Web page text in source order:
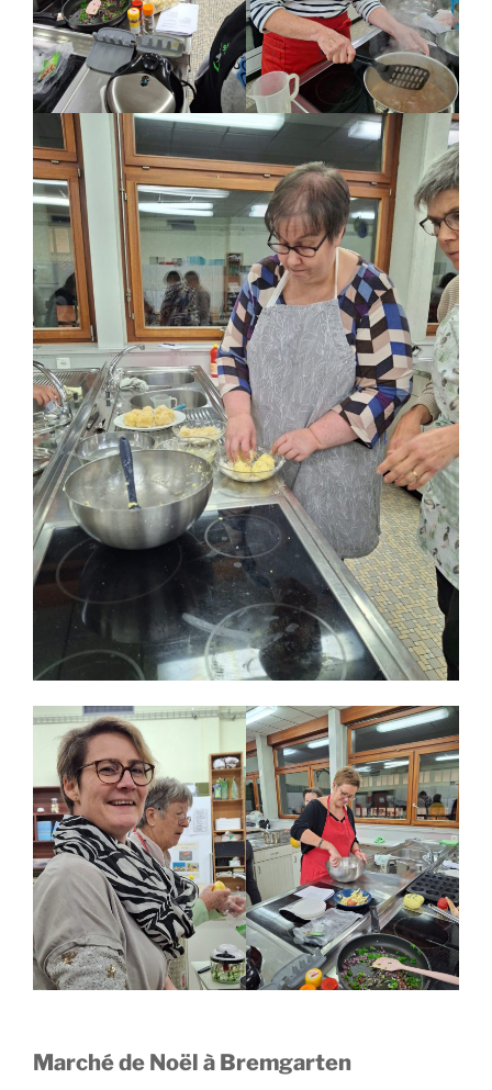
Marché de Noël à Bremgarten